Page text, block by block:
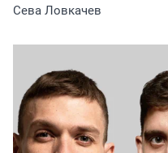
Сева Ловкачев